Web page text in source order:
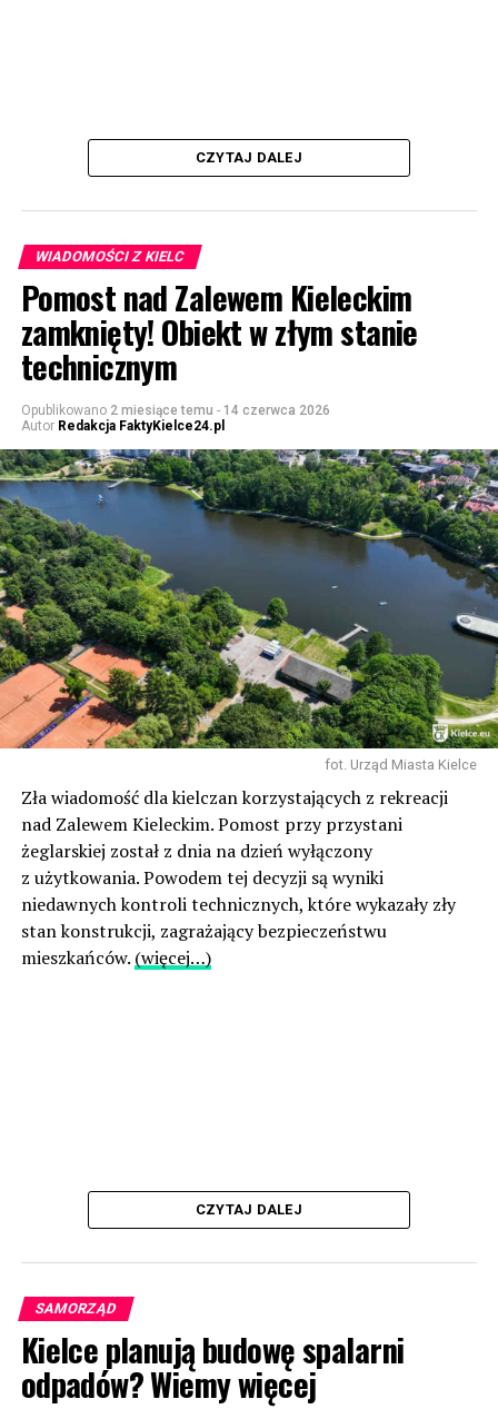
CZYTAJ DALEJ
WIADOMOŚCI Z KIELC
Pomost nad Zalewem Kieleckim
zamknięty! Obiekt w złym stanie
technicznym
Opublikowano 2 miesiące temu - 14 czerwca 2026
Autor Redakcja FaktyKielce24.pl
fot. Urząd Miasta Kielce
Zła wiadomość dla kielczan korzystających z rekreacji
nad Zalewem Kieleckim. Pomost przy przystani
żeglarskiej został z dnia na dzień wyłączony
z użytkowania. Powodem tej decyzji są wyniki
niedawnych kontroli technicznych, które wykazały zły
stan konstrukcji, zagrażający bezpieczeństwu
mieszkańców. (więcej…)
CZYTAJ DALEJ
SAMORZĄD
Kielce planują budowę spalarni
odpadów? Wiemy więcej